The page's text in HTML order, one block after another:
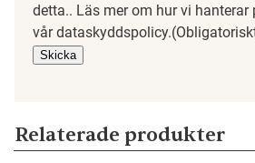
detta.. Läs mer om hur vi hanterar
vår dataskyddspolicy.
Relaterade produkter